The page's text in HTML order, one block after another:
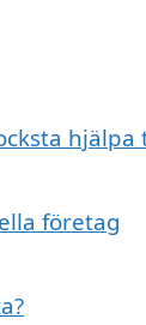
hjälpa
företag